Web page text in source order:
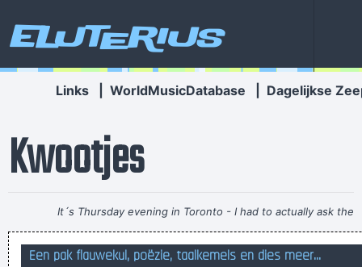
Eluterius
Links WorldMusicDatabase Dagelijkse
Kwootjes
It´s Thursday evening in Toronto - I had to actually ask the
drummer - but for us, it´s Friday night~ Paul Weller
Hi dear friends. My team members and I are tickled we came
Een pak flauwekul, poëzie, taalkemels en dies meer...